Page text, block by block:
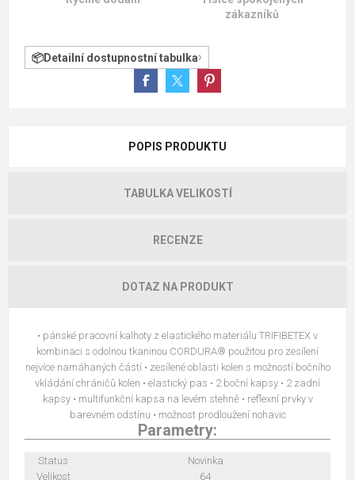
zákazníků
Detailní dostupnostní tabulka
POPIS PRODUKTU
TABULKA VELIKOSTÍ
RECENZE
DOTAZ NA PRODUKT
• pánské pracovní kalhoty z elastického materiálu TRIFIBETEX v
kombinaci s odolnou tkaninou CORDURA® použitou pro zesílení
nejvíce namáhaných částí • zesílené oblasti kolen s možností bočního
vkládání chráničů kolen • elastický pas • 2 boční kapsy • 2 zadní
kapsy • multifunkční kapsa na levém stehně • reflexní prvky v
barevném odstínu • možnost prodloužení nohavic
Parametry:
Status
Novinka
Velikost
64